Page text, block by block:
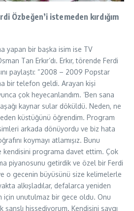
Özbeğen’i istemeden kırdığım
yapan bir başka isim ise TV
Tan Erkır’dı. Erkır, törende Ferdi
paylaştı: “2008 – 2009 Popstar
bir telefon geldi. Arayan kişi
çok heyecanlandım. ‘Ben sana
kaynar sular döküldü. Neden, ne
küstüğünü öğrendim. Program
arkada dönüyordu ve biz hata
koymayı atlamışız. Bunu
kendisini programa davet ettim. Çok
piyanosunu getirdik ve özel bir Ferdi
o gecenin büyüsünü size kelimelerle
alkışladılar, defalarca yeniden
için unutulmaz bir gece oldu. Onu
şanslı hissediyorum. Kendisini saygı